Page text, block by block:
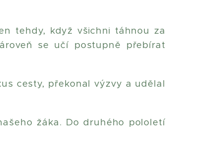
tehdy, když všichni táhnou za
se učí postupně přebírat
cesty, překonal výzvy a udělal
žáka. Do druhého pololetí